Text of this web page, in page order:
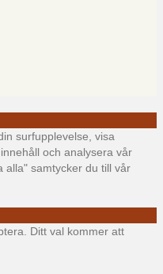
surfupplevelse, visa
och analysera vår
alla" samtycker du till vår
Ditt val kommer att